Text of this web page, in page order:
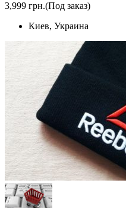
3,999 грн.(Под заказ)
Киев, Украина